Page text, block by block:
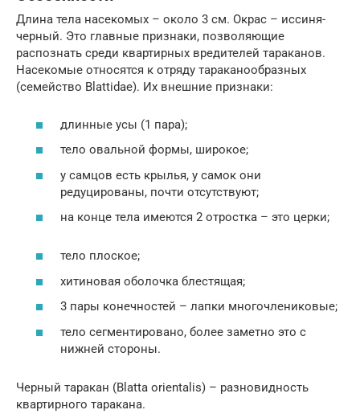
Длина тела насекомых – около 3 см. Окрас – иссиня-
черный. Это главные признаки, позволяющие
распознать среди квартирных вредителей тараканов.
Насекомые относятся к отряду тараканообразных
(семейство Blattidae). Их внешние признаки:
длинные усы (1 пара);
тело овальной формы, широкое;
у самцов есть крылья, у самок они
редуцированы, почти отсутствуют;
на конце тела имеются 2 отростка – это церки;
тело плоское;
хитиновая оболочка блестящая;
3 пары конечностей – лапки многочлениковые;
тело сегментировано, более заметно это с
нижней стороны.
Черный таракан (Blatta orientalis) – разновидность
квартирного таракана.